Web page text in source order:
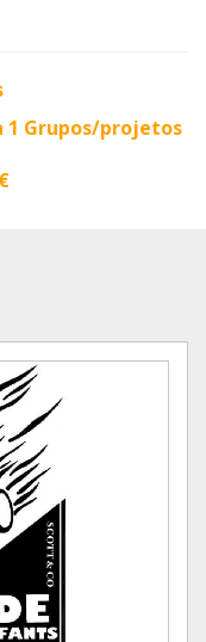
1 Grupos/projetos